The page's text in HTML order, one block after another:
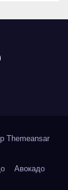
Themeansar
Авокадо